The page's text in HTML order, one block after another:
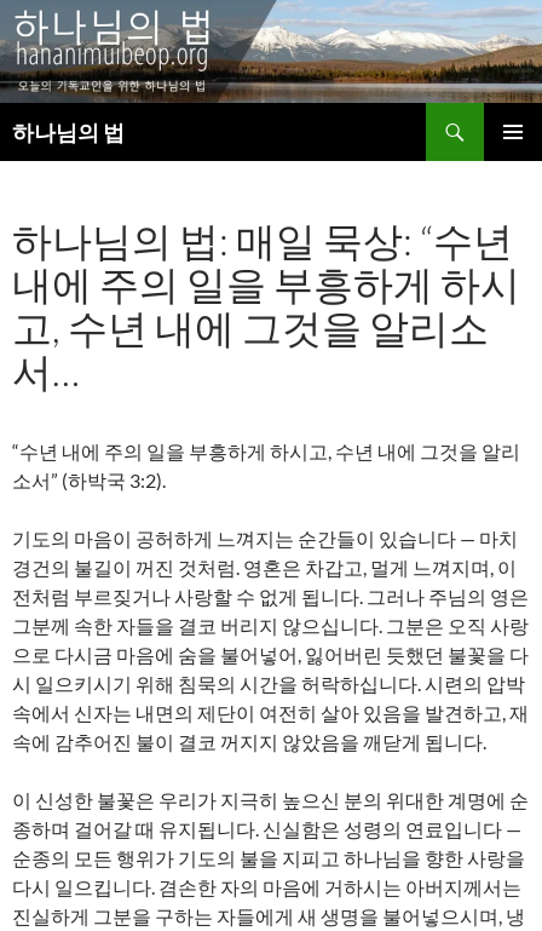
하나님의 법
색
로
건
너
하나님의 법: 매일 묵상: “수년
내에 주의 일을 부흥하게 하시
고, 수년 내에 그것을 알리소
서…
“수년 내에 주의 일을 부흥하게 하시고, 수년 내에 그것을 알리
소서” (하박국 3:2).
기도의 마음이 공허하게 느껴지는 순간들이 있습니다 — 마치
경건의 불길이 꺼진 것처럼. 영혼은 차갑고, 멀게 느껴지며, 이
전처럼 부르짖거나 사랑할 수 없게 됩니다. 그러나 주님의 영은
그분께 속한 자들을 결코 버리지 않으십니다. 그분은 오직 사랑
으로 다시금 마음에 숨을 불어넣어, 잃어버린 듯했던 불꽃을 다
시 일으키시기 위해 침묵의 시간을 허락하십니다. 시련의 압박
속에서 신자는 내면의 제단이 여전히 살아 있음을 발견하고, 재
속에 감추어진 불이 결코 꺼지지 않았음을 깨닫게 됩니다.
이 신성한 불꽃은 우리가 지극히 높으신 분의 위대한 계명에 순
종하며 걸어갈 때 유지됩니다. 신실함은 성령의 연료입니다 —
순종의 모든 행위가 기도의 불을 지피고 하나님을 향한 사랑을
다시 일으킵니다. 겸손한 자의 마음에 거하시는 아버지께서는
진실하게 그분을 구하는 자들에게 새 생명을 불어넣으시며, 냉